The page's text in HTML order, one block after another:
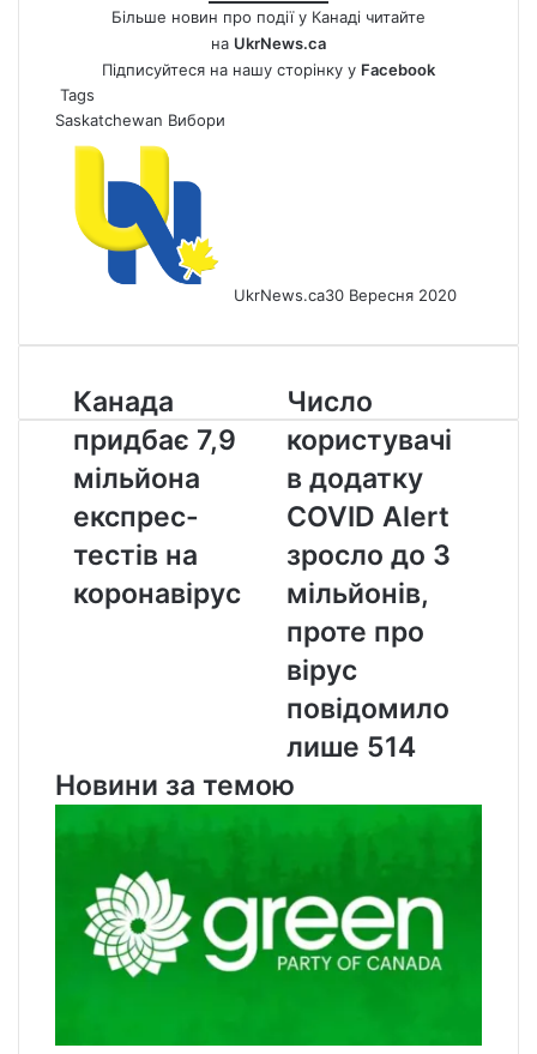
Більше новин про події у Канаді читайте
на UkrNews.ca
Підписуйтеся на нашу сторінку у Facebook
Tags
Saskatchewan Вибори
UkrNews.ca30 Вересня 2020
Канада
придбає
7,9
мільйона
експрес-
тестів
на
коронавірус
Канада
придбає 7,9
мільйона
експрес-
тестів на
коронавірус
Число
користувачів
додатку
COVID
Alert
зросло
до
3
мільйонів,
про
вірус
повідомило
лише
514
Число
користувачі
в додатку
COVID Alert
зросло до 3
мільйонів,
проте про
вірус
повідомило
лише 514
Новини за темою